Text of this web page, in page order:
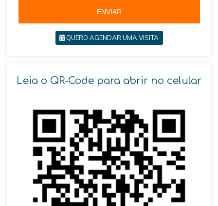
ENVIAR
QUERO AGENDAR UMA VISITA
Leia o QR-Code para abrir no celular